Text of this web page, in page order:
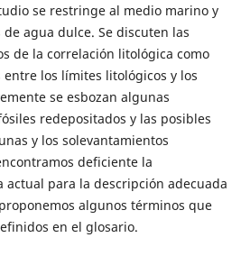
se restringe al medio marino y
agua dulce. Se discuten las
de la correlación litológica como
los límites litológicos y los
se esbozan algunas
redepositados y las posibles
y los solevantamientos
deficiente la
para la descripción adecuada
algunos términos que
en el glosario.